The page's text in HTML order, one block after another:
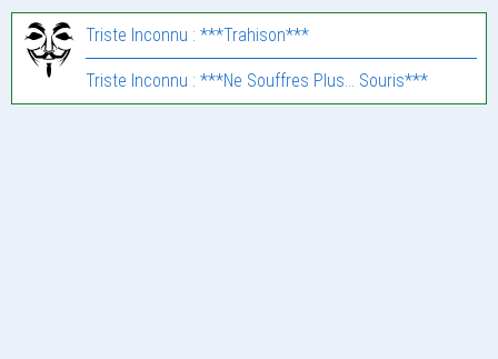
Triste Inconnu : ***Trahison***
Triste Inconnu : ***Ne Souffres Plus… Souris***